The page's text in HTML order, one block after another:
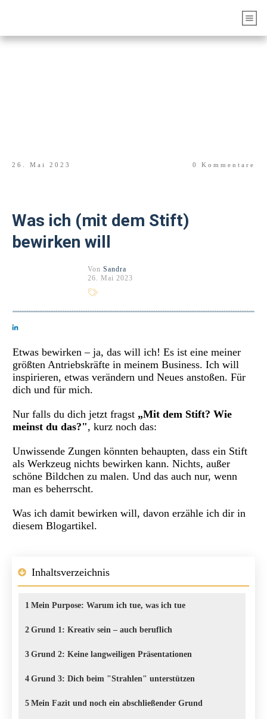
26. Mai 2023 0 Kommentare
Was ich (mit dem Stift)
bewirken will
VonSandra
26. Mai 2023
Etwas bewirken – ja, das will ich! Es ist eine meiner
größten Antriebskräfte in meinem Business. Ich will
inspirieren, etwas verändern und Neues anstoßen. Für
dich und für mich.
Nur falls du dich jetzt fragst „Mit dem Stift? Wie
meinst du das?", kurz noch das:
Unwissende Zungen könnten behaupten, dass ein Stift
als Werkzeug nichts bewirken kann. Nichts, außer
schöne Bildchen zu malen. Und das auch nur, wenn
man es beherrscht.
Was ich damit bewirken will, davon erzähle ich dir in
diesem Blogartikel.
Inhaltsverzeichnis
1 Mein Purpose: Warum ich tue, was ich tue
2 Grund 1: Kreativ sein – auch beruflich
3 Grund 2: Keine langweiligen Präsentationen
4 Grund 3: Dich beim "Strahlen" unterstützen
5 Mein Fazit und noch ein abschließender Grund